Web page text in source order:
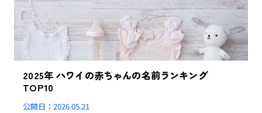
2025年 ハワイの赤ちゃんの名前ランキング
TOP10
公開日：2026.05.21